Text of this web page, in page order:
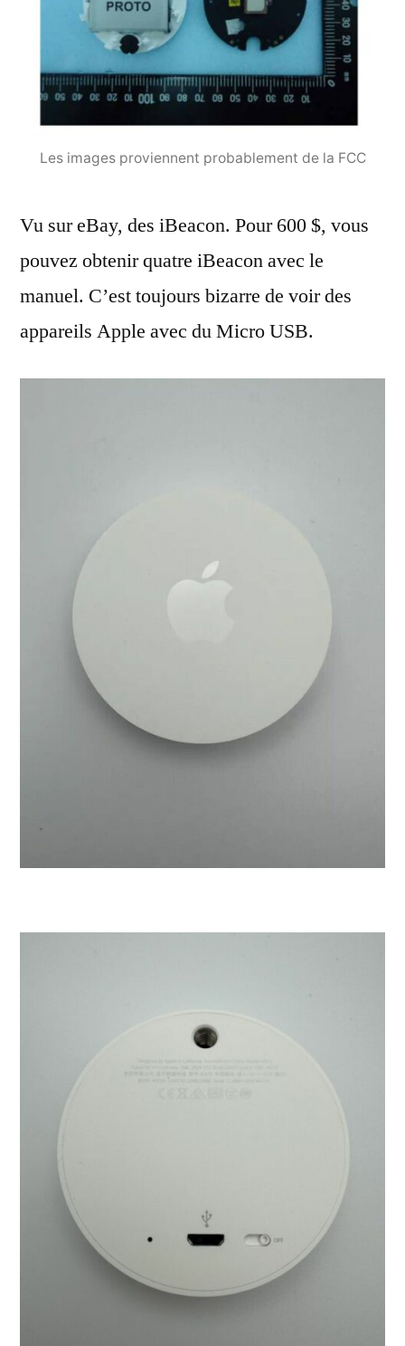
Les images proviennent probablement de la FCC
Vu sur eBay, des iBeacon. Pour 600 $, vous
pouvez obtenir quatre iBeacon avec le
manuel. C’est toujours bizarre de voir des
appareils Apple avec du Micro USB.